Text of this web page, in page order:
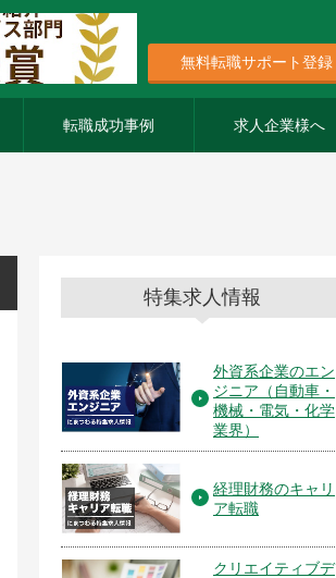
無料転職サポート登録
転職成功事例 求人企業様へ
特集求人情報
外資系企業のエン
ジニア（自動車・
機械・電気・化学
業界）
経理財務のキャリ
ア転職
クリエイティブデ